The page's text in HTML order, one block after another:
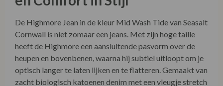
Jean in Mid Wash Tide: Flare
en Comfort in Stijl
De Highmore Jean in de kleur Mid Wash Tide van Seasalt
Cornwall is niet zomaar een jeans. Met zijn hoge taille